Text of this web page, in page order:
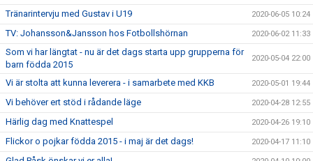
Tränarintervju med Gustav i U19 2020-06-05 10:24
TV: Johansson&Jansson hos Fotbollshörnan 2020-06-02 11:33
Som vi har längtat - nu är det dags starta upp grupperna för
barn födda 2015
2020-05-04 22:00
Vi är stolta att kunna leverera - i samarbete med KKB 2020-05-01 19:44
Vi behöver ert stöd i rådande läge 2020-04-28 12:55
Härlig dag med Knattespel 2020-04-26 19:10
Flickor o pojkar födda 2015 - i maj är det dags! 2020-04-17 11:10